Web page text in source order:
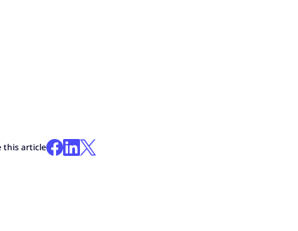
this article